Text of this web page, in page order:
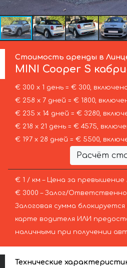
Стоимость аренды в
MINI Cooper S
€ 300 х 1 день = € 300,
€ 258 х 7 дней = € 1800,
€ 235 х 14 дней = € 3280,
€ 218 х 21 день = € 4575,
€ 197 х 28 дней = € 5500,
Расчёт
€ 1 / км – Цена за
€ 3000 – Залог/
Залоговая сумма
карте водителя ИЛИ
наличными при получении
Технические